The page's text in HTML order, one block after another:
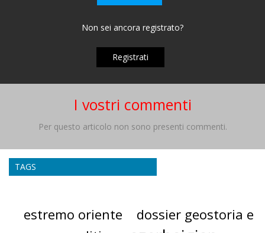
Non sei ancora registrato?
Registrati
I vostri commenti
Per questo articolo non sono presenti commenti.
TAGS
estremo oriente
dossier geostoria e